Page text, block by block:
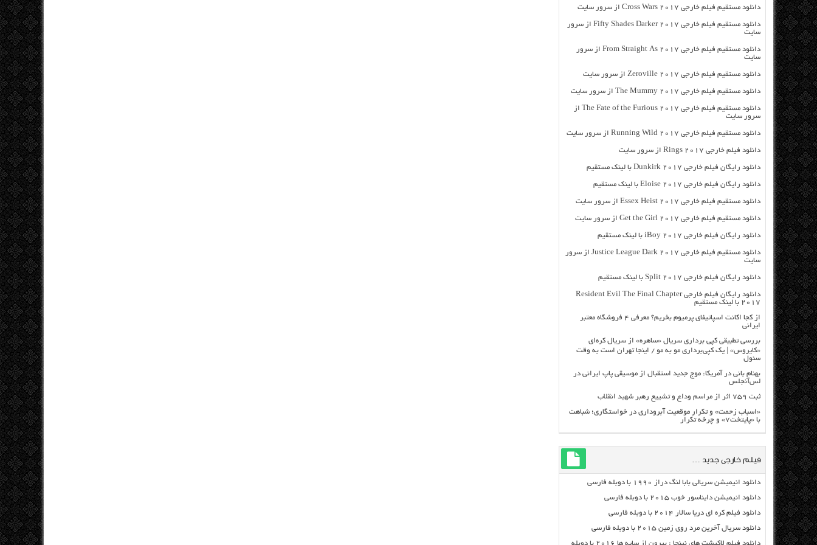
دانلود مستقیم فیلم خارجی Cross Wars 2017 از سرور سایت
دانلود مستقیم فیلم خارجی Fifty Shades Darker 2017 از سرور
سایت
دانلود مستقیم فیلم خارجی From Straight As 2017 از سرور
سایت
دانلود مستقیم فیلم خارجی Zeroville 2017 از سرور سایت
دانلود مستقیم فیلم خارجی The Mummy 2017 از سرور سایت
دانلود مستقیم فیلم خارجی The Fate of the Furious 2017 از
سرور سایت
دانلود مستقیم فیلم خارجی Running Wild 2017 از سرور سایت
دانلود فیلم خارجی Rings 2017 از سرور سایت
دانلود رایگان فیلم خارجی Dunkirk 2017 با لینک مستقیم
دانلود رایگان فیلم خارجی Eloise 2017 با لینک مستقیم
دانلود مستقیم فیلم خارجی Essex Heist 2017 از سرور سایت
دانلود مستقیم فیلم خارجی Get the Girl 2017 از سرور سایت
دانلود رایگان فیلم خارجی iBoy 2017 با لینک مستقیم
دانلود مستقیم فیلم خارجی Justice League Dark 2017 از سرور
سایت
دانلود رایگان فیلم خارجی Split 2017 با لینک مستقیم
دانلود رایگان فیلم خارجی Resident Evil The Final Chapter
2017 با لینک مستقیم
از کجا اکانت اسپاتیفای پرمیوم بخریم؟ معرفی ۴ فروشگاه معتبر
ایرانی
بررسی تطبیقی کپی برداری سریال «ساهره» از سریال کره‌ای
«کایروس» | یک کپی‌برداری مو به مو / اینجا تهران است به وقت
سئول
بهنام بانی در آمریکا: موج جدید استقبال از موسیقی پاپ ایرانی در
لس‌آنجلس
ثبت ۷۵۹ اثر از مراسم وداع و تشییع رهبر شهید انقلاب
«اسباب زحمت» و تکرار موقعیت آبروداری در خواستگاری؛ شباهت
با «پایتخت۷» و چرخه تکرار
فیلم خارجی جدید …
دانلود انیمیشن سریالی بابا لنگ دراز ۱۹۹۰ با دوبله فارسی
دانلود انیمیشن دایناسور خوب ۲۰۱۵ با دوبله فارسی
دانلود فیلم کره ای دریا سالار ۲۰۱۴ با دوبله فارسی
دانلود سریال آخرین مرد روی زمین ۲۰۱۵ با دوبله فارسی